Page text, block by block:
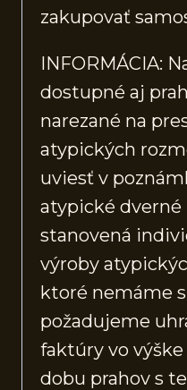
zakupovať
INFORMÁCIA:
dostupné aj
narezané na
atypických
uviesť v
atypické dverné
stanovená
výroby
ktoré nemáme
požadujeme
faktúry vo výške
dobu prahov s